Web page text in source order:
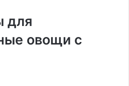
для
овощи с